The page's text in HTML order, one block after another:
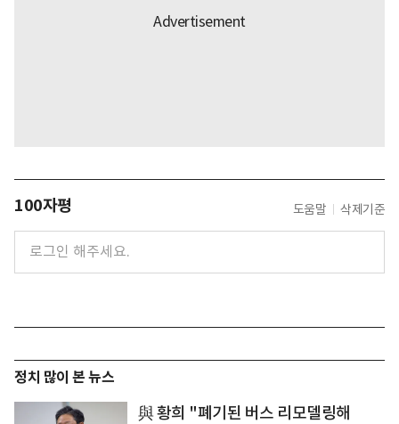
100자평 도움말 삭제기준
정치 많이 본 뉴스
與 황희 "폐기된 버스 리모델링해